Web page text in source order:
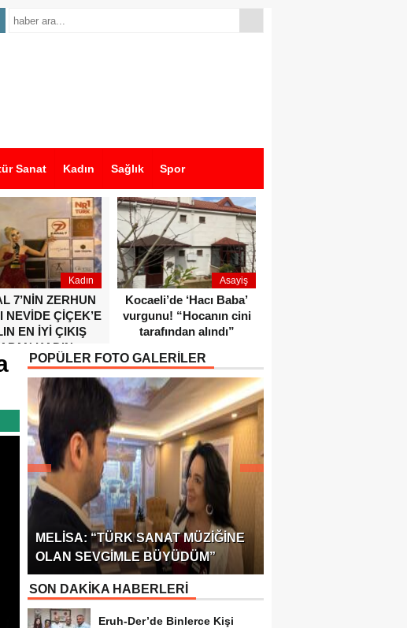
Sanat Kadın Sağlık Spor
Kadın
7’NİN ZERHUN
NEVİDE ÇİÇEK’E
EN İYİ ÇIKIŞ
KADIN
ÖDÜLÜ!
Asayiş
Kocaeli’de ‘Hacı Baba’
vurgunu! “Hocanın cini
tarafından alındı”
POPÜLER FOTO GALERİLER
MELISA: “TÜRK SANAT MÜZIĞINE
OLAN SEVGIMLE BÜYÜDÜM”
SON DAKİKA HABERLERİ
Eruh-Der’de Binlerce Kişi